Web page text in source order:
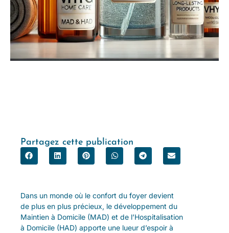
Partagez cette publication
Dans un monde où le confort du foyer devient
de plus en plus précieux, le développement du
Maintien à Domicile (MAD) et de l’Hospitalisation
à Domicile (HAD) apporte une lueur d’espoir à